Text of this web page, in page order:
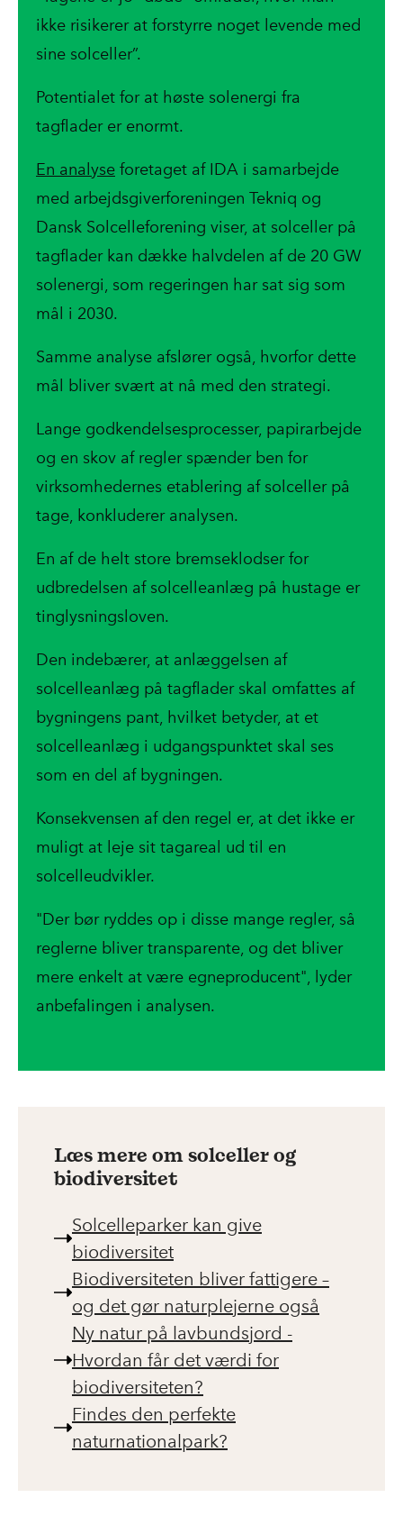
ikke risikerer at forstyrre noget levende med
sine solceller”.
Potentialet for at høste solenergi fra
tagflader er enormt.
En analyse foretaget af IDA i samarbejde
med arbejdsgiverforeningen Tekniq og
Dansk Solcelleforening viser, at solceller på
tagflader kan dække halvdelen af de 20 GW
solenergi, som regeringen har sat sig som
mål i 2030.
Samme analyse afslører også, hvorfor dette
mål bliver svært at nå med den strategi.
Lange godkendelsesprocesser, papirarbejde
og en skov af regler spænder ben for
virksomhedernes etablering af solceller på
tage, konkluderer analysen.
En af de helt store bremseklodser for
udbredelsen af solcelleanlæg på hustage er
tinglysningsloven.
Den indebærer, at anlæggelsen af
solcelleanlæg på tagflader skal omfattes af
bygningens pant, hvilket betyder, at et
solcelleanlæg i udgangspunktet skal ses
som en del af bygningen.
Konsekvensen af den regel er, at det ikke er
muligt at leje sit tagareal ud til en
solcelleudvikler.
"Der bør ryddes op i disse mange regler, så
reglerne bliver transparente, og det bliver
mere enkelt at være egneproducent", lyder
anbefalingen i analysen.
Læs mere om solceller og
biodiversitet
Solcelleparker kan give
biodiversitet
Biodiversiteten bliver fattigere –
og det gør naturplejerne også
Ny natur på lavbundsjord -
Hvordan får det værdi for
biodiversiteten?
Findes den perfekte
naturnationalpark?